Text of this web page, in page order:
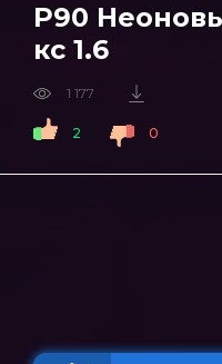
P90
кс 1.6
1 177
2 0